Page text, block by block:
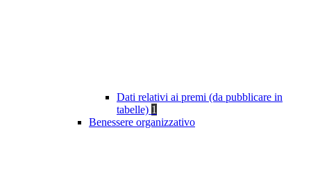
Dati relativi ai premi (da pubblicare in
tabelle) 1
Benessere organizzativo